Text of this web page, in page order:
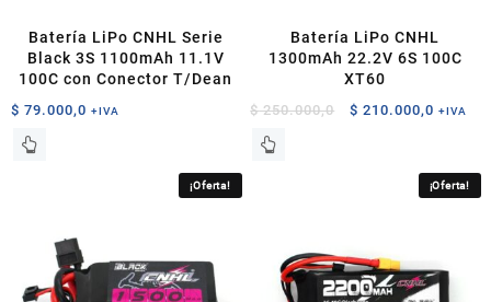
Batería LiPo CNHL Serie
Black 3S 1100mAh 11.1V
100C con Conector T/Dean
$ 79.000,0 +IVA
Batería LiPo CNHL
1300mAh 22.2V 6S 100C
XT60
$250.000,0
El
$ 250.000,0.
$ 210.000,0 El
es:
$
+IVA
¡Oferta! ¡Oferta!